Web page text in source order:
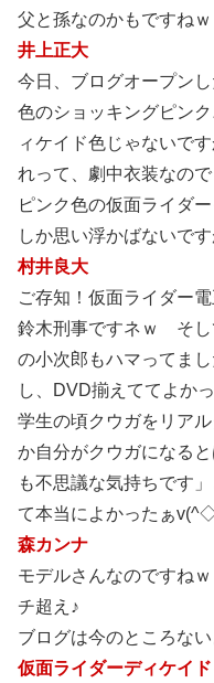
父と孫なのかもですねｗ
井上正大
今日、ブログオープン
色のショッキングピン
ィケイド色じゃないで
れって、劇中衣装なの
ピンク色の仮面ライダ
しか思い浮かばないで
村井良大
ご存知！仮面ライダー
鈴木刑事ですネｗ そし
の小次郎もハマってま
し、DVD揃えててよか
学生の頃クウガをリア
か自分がクウガになる
も不思議な気持ちです
て本当によかったぁ
森カンナ
モデルさんなのですね
チ超え♪
ブログは今のところない
仮面ライダーディケイ